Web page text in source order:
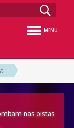
MENU
nas pistas